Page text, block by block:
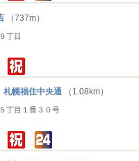
（737m）
丁目
福住中央通 （1.08km）
丁目１番３０号